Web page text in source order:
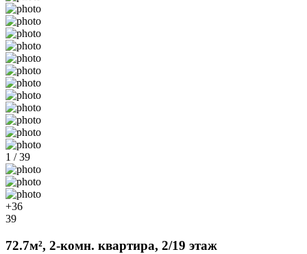
1 / 39
+36
39
72.7м², 2-комн. квартира, 2/19 этаж